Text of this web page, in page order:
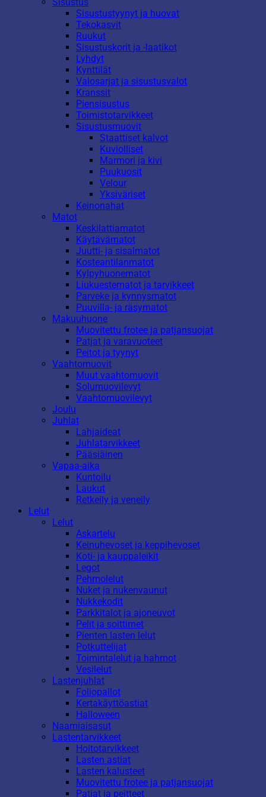
Sisustustyynyt ja huovat
Tekokasvit
Ruukut
Sisustuskorit ja -laatikot
Lyhdyt
Kynttilät
Valosarjat ja sisustusvalot
Kranssit
Piensisustus
Toimistotarvikkeet
Sisustusmuovit
Staattiset kalvot
Kuviolliset
Marmori ja kivi
Puukuosit
Velour
Yksiväriset
Keinonahat
Matot
Keskilattiamatot
Käytävämatot
Juutti- ja sisalmatot
Kosteantilanmatot
Kylpyhuonematot
Liukuestematot ja tarvikkeet
Parveke ja kynnysmatot
Puuvilla- ja räsymatot
Makuuhuone
Muovitettu frotee ja patjansuojat
Patjat ja varavuoteet
Peitot ja tyynyt
Vaahtomuovit
Muut vaahtomuovit
Solumuovilevyt
Vaahtomuovilevyt
Joulu
Juhlat
Lahjaideat
Juhlatarvikkeet
Pääsiäinen
Vapaa-aika
Kuntoilu
Laukut
Retkeily ja veneily
Lelut
Lelut
Askartelu
Keinuhevoset ja keppihevoset
Koti- ja kauppaleikit
Legot
Pehmolelut
Nuket ja nukenvaunut
Nukkekodit
Parkkitalot ja ajoneuvot
Pelit ja soittimet
Pienten lasten lelut
Potkuttelijat
Toimintalelut ja hahmot
Vesilelut
Lastenjuhlat
Foliopallot
Kertakäyttöastiat
Halloween
Naamiaisasut
Lastentarvikkeet
Hoitotarvikkeet
Lasten astiat
Lasten kalusteet
Muovitettu frotee ja patjansuojat
Patjat ja peitteet